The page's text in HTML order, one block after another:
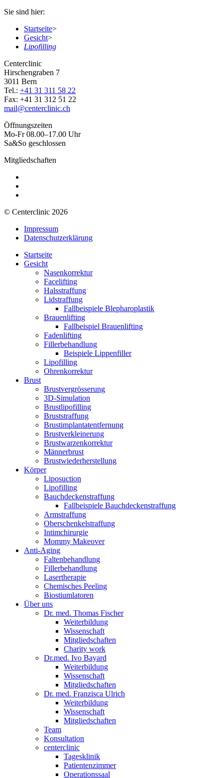
Sie sind hier:
Startseite>
Gesicht>
Lipofilling
Centerclinic
Hirschengraben 7
3011 Bern
Tel.: +41 31 311 58 22
Fax: +41 31 312 51 22
mail@centerclinic.ch
Öffnungszeiten
Mo-Fr 08.00–17.00 Uhr
Sa&So geschlossen
Mitgliedschaften
© Centerclinic 2026
Impressum
Datenschutzerklärung
Startseite
Gesicht
Nasenkorrektur
Facelifting
Halsstraffung
Lidstraffung
Fallbeispiele Blepharoplastik
Brauenlifting
Fallbeispiel Brauenlifting
Fadenlifting
Fillerbehandlung
Beispiele Lippenfiller
Lipofilling
Ohrenkorrektur
Brust
Brustvergrösserung
3D-Simulation
Brustlipofilling
Bruststraffung
Brustimplantatentfernung
Brustverkleinerung
Brustwarzenkorrektur
Männerbrust
Brustwiederherstellung
Körper
Liposuction
Lipofilling
Bauchdeckenstraffung
Fallbeispiele Bauchdeckenstraffung
Armstraffung
Oberschenkelstraffung
Intimchirurgie
Mommy Makeover
Anti-Aging
Faltenbehandlung
Fillerbehandlung
Lasertherapie
Chemisches Peeling
Biostiumlatoren
Über uns
Dr. med. Thomas Fischer
Weiterbildung
Wissenschaft
Mitgliedschaften
Charity work
Dr.med. Ivo Bayard
Weiterbildung
Wissenschaft
Mitgliedschaften
Dr. med. Franzisca Ulrich
Weiterbildung
Wissenschaft
Mitgliedschaften
Team
Konsultation
centerclinic
Tagesklinik
Patientenzimmer
Operationssaal